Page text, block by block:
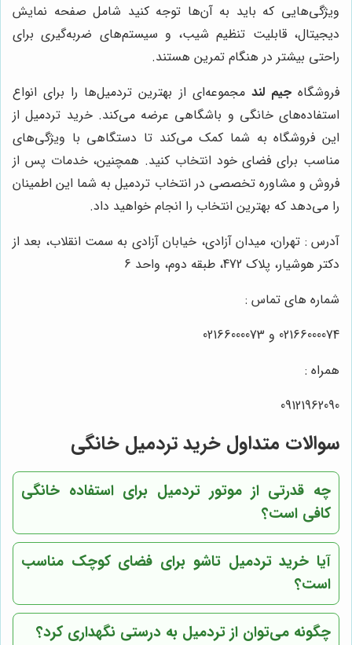
ویژگی‌هایی که باید به آن‌ها توجه کنید شامل صفحه نمایش
دیجیتال، قابلیت تنظیم شیب، و سیستم‌های ضربه‌گیری برای
راحتی بیشتر در هنگام تمرین هستند.
فروشگاهجیم لند مجموعه‌ای از بهترین تردمیل‌ها را برای انواع
استفاده‌های خانگی و باشگاهی عرضه می‌کند. خرید تردمیل از
این فروشگاه به شما کمک می‌کند تا دستگاهی با ویژگی‌های
مناسب برای فضای خود انتخاب کنید. همچنین، خدمات پس از
فروش و مشاوره تخصصی در انتخاب تردمیل به شما این اطمینان
را می‌دهد که بهترین انتخاب را انجام خواهید داد.
آدرس : تهران، میدان آزادی، خیابان آزادی به سمت انقلاب، بعد از
دکتر هوشیار، پلاک 472، طبقه دوم، واحد 6
شماره های تماس :
02166000074 و 02166000073
همراه :
09121962090
سوالات متداول خرید تردمیل خانگی
چه قدرتی از موتور تردمیل برای استفاده خانگی
کافی است؟
آیا خرید تردمیل تاشو برای فضای کوچک مناسب
است؟
چگونه می‌توان از تردمیل به درستی نگهداری کرد؟